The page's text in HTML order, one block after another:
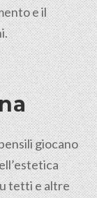
e il
giocano
tetti e altre